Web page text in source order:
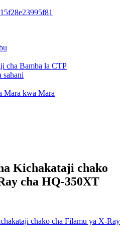
cha Bamba la CTP
sahani
Mara kwa Mara
Kichakataji chako
cha HQ-350XT
chako cha Filamu ya X-Ray